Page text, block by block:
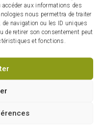
aux informations des
nous permettra de traiter
de navigation ou les ID uniques
de retirer son consentement peut
et fonctions.
lesite Web de la